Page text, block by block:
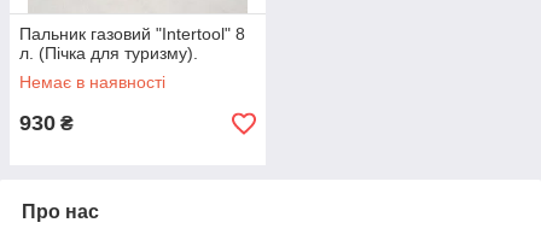
Пальник газовий "Intertool" 8
л. (Пічка для туризму).
Немає в наявності
930 ₴
Про нас